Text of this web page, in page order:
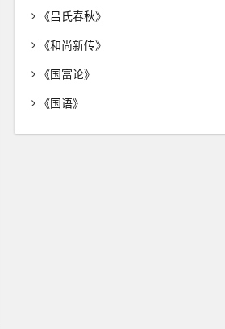
《吕氏春秋》
《和尚新传》
《国富论》
《国语》